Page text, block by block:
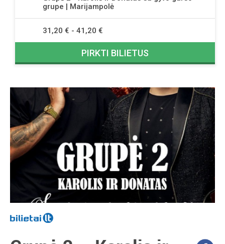
grupe | Marijampolė
31,20 € - 41,20 €
PIRKTI BILIETUS